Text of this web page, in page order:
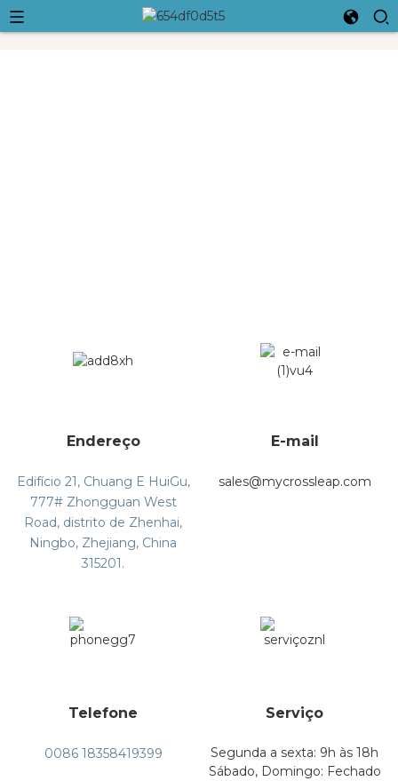
Endereço
Edifício 21, Chuang E HuiGu,
777# Zhongguan West
Road, distrito de Zhenhai,
Ningbo, Zhejiang, China
315201.
E-mail
sales@mycrossleap.com
Telefone
0086 18358419399
Serviço
Segunda a sexta: 9h às 18h
Sábado, Domingo: Fechado